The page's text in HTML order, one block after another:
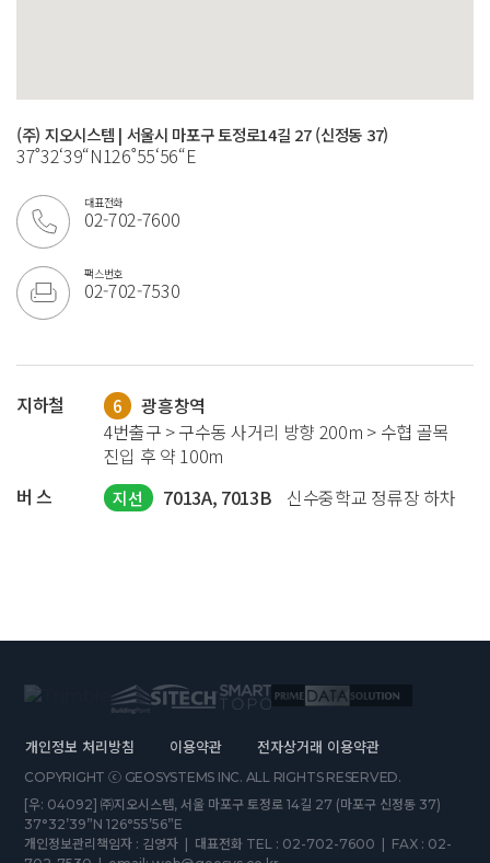
(주) 지오시스템 | 서울시 마포구 토정로14길 27 (신정동 37)
37˚32‘39“N126˚55‘56“E
대표전화
02-702-7600
팩스번호
02-702-7530
지하철 6
광흥창역
4번출구 > 구수동 사거리 방향 200m > 수협 골목
진입 후 약 100m
버 스
지선 7013A, 7013B 신수중학교 정류장 하차
개인정보 처리방침 이용약관 전자상거래 이용약관
COPYRIGHT ⓒ GEOSYSTEMS INC. ALL RIGHTS RESERVED.
[우: 04092] ㈜지오시스템, 서울 마포구 토정로 14길 27 (마포구 신정동 37)
37°32’39”N 126°55’56”E
개인정보관리책임자 : 김영자 | 대표전화 TEL : 02-702-7600 | FAX : 02-